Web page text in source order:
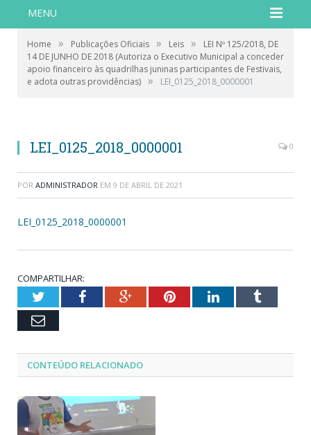
MENU
Home » Publicações Oficiais » Leis »
LEI Nº 125/2018, DE
14 DE JUNHO DE 2018 (Autoriza o Executivo Municipal a conceder
apoio financeiro às quadrilhas juninas participantes de Festivais,
e adota outras providências) » LEI_0125_2018_0000001
LEI_0125_2018_0000001 0
POR ADMINISTRADOR EM 9 DE ABRIL DE 2021
LEI_0125_2018_0000001
COMPARTILHAR:
TwitterFacebookGoogle+PinterestLinkedInTumblr
Email
CONTEÚDO RELACIONADO